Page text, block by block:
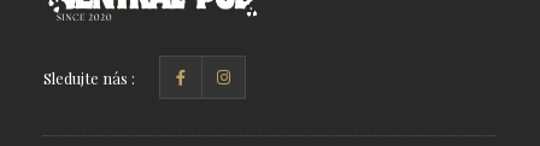
Sledujte nás :